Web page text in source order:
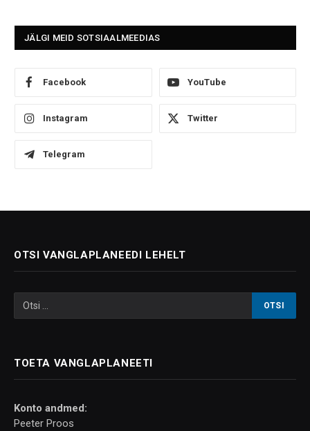
JÄLGI MEID SOTSIAALMEEDIAS
Facebook YouTube
Instagram Twitter
Telegram
OTSI VANGLAPLANEEDI LEHELT
TOETA VANGLAPLANEETI
Konto andmed:
Peeter Proos